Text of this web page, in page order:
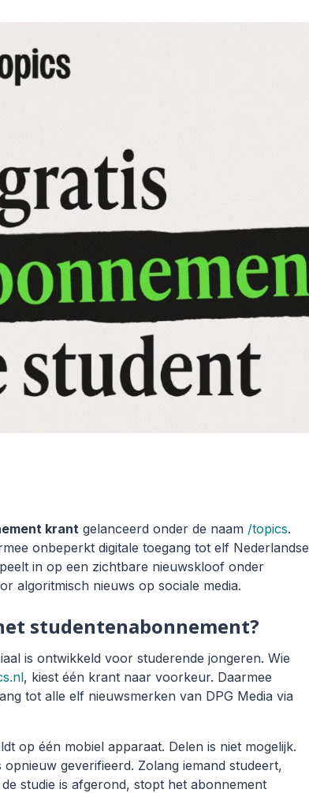
krant gelanceerd onder de naam /topics.
onbeperkt digitale toegang tot elf Nederlandse
in op een zichtbare nieuwskloof onder
algoritmisch nieuws op sociale media.
studentenabonnement?
is ontwikkeld voor studerende jongeren. Wie
, kiest één krant naar voorkeur. Daarmee
tot alle elf nieuwsmerken van DPG Media via
op één mobiel apparaat. Delen is niet mogelijk.
geverifieerd. Zolang iemand studeert,
studie is afgerond, stopt het abonnement